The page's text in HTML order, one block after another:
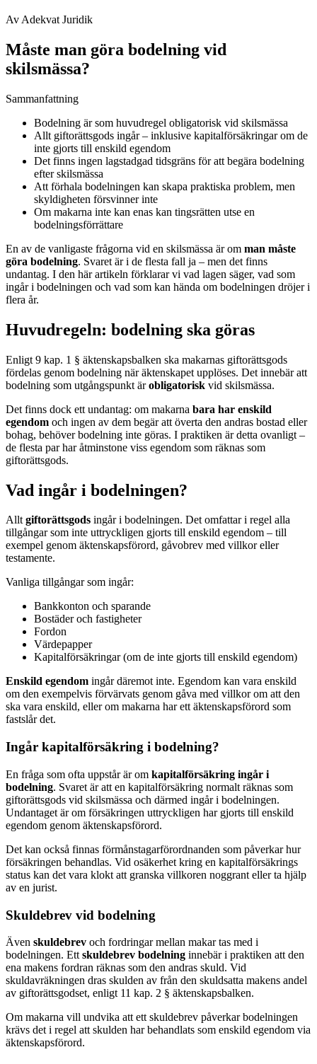
Av Adekvat Juridik
Måste man göra bodelning vid
skilsmässa?
Sammanfattning
Bodelning är som huvudregel obligatorisk vid skilsmässa
Allt giftorättsgods ingår – inklusive kapitalförsäkringar om de
inte gjorts till enskild egendom
Det finns ingen lagstadgad tidsgräns för att begära bodelning
efter skilsmässa
Att förhala bodelningen kan skapa praktiska problem, men
skyldigheten försvinner inte
Om makarna inte kan enas kan tingsrätten utse en
bodelningsförrättare
En av de vanligaste frågorna vid en skilsmässa är om man måste
göra bodelning. Svaret är i de flesta fall ja – men det finns
undantag. I den här artikeln förklarar vi vad lagen säger, vad som
ingår i bodelningen och vad som kan hända om bodelningen dröjer i
flera år.
Huvudregeln: bodelning ska göras
Enligt 9 kap. 1 § äktenskapsbalken ska makarnas giftorättsgods
fördelas genom bodelning när äktenskapet upplöses. Det innebär att
bodelning som utgångspunkt ärobligatorisk vid skilsmässa.
Det finns dock ett undantag: om makarna bara har enskild
egendom och ingen av dem begär att överta den andras bostad eller
bohag, behöver bodelning inte göras. I praktiken är detta ovanligt –
de flesta par har åtminstone viss egendom som räknas som
giftorättsgods.
Vad ingår i bodelningen?
Alltgiftorättsgods ingår i bodelningen. Det omfattar i regel alla
tillgångar som inte uttryckligen gjorts till enskild egendom – till
exempel genom äktenskapsförord, gåvobrev med villkor eller
testamente.
Vanliga tillgångar som ingår:
Bankkonton och sparande
Bostäder och fastigheter
Fordon
Värdepapper
Kapitalförsäkringar (om de inte gjorts till enskild egendom)
Enskild egendom ingår däremot inte. Egendom kan vara enskild
om den exempelvis förvärvats genom gåva med villkor om att den
ska vara enskild, eller om makarna har ett äktenskapsförord som
fastslår det.
Ingår kapitalförsäkring i bodelning?
En fråga som ofta uppstår är om kapitalförsäkring ingår i
bodelning. Svaret är att en kapitalförsäkring normalt räknas som
giftorättsgods vid skilsmässa och därmed ingår i bodelningen.
Undantaget är om försäkringen uttryckligen har gjorts till enskild
egendom genom äktenskapsförord.
Det kan också finnas förmånstagarförordnanden som påverkar hur
försäkringen behandlas. Vid osäkerhet kring en kapitalförsäkrings
status kan det vara klokt att granska villkoren noggrant eller ta hjälp
av en jurist.
Skuldebrev vid bodelning
Även skuldebrev och fordringar mellan makar tas med i
bodelningen. Ett skuldebrev bodelning innebär i praktiken att den
ena makens fordran räknas som den andras skuld. Vid
skuldavräkningen dras skulden av från den skuldsatta makens andel
av giftorättsgodset, enligt 11 kap. 2 § äktenskapsbalken.
Om makarna vill undvika att ett skuldebrev påverkar bodelningen
krävs det i regel att skulden har behandlats som enskild egendom via
äktenskapsförord.